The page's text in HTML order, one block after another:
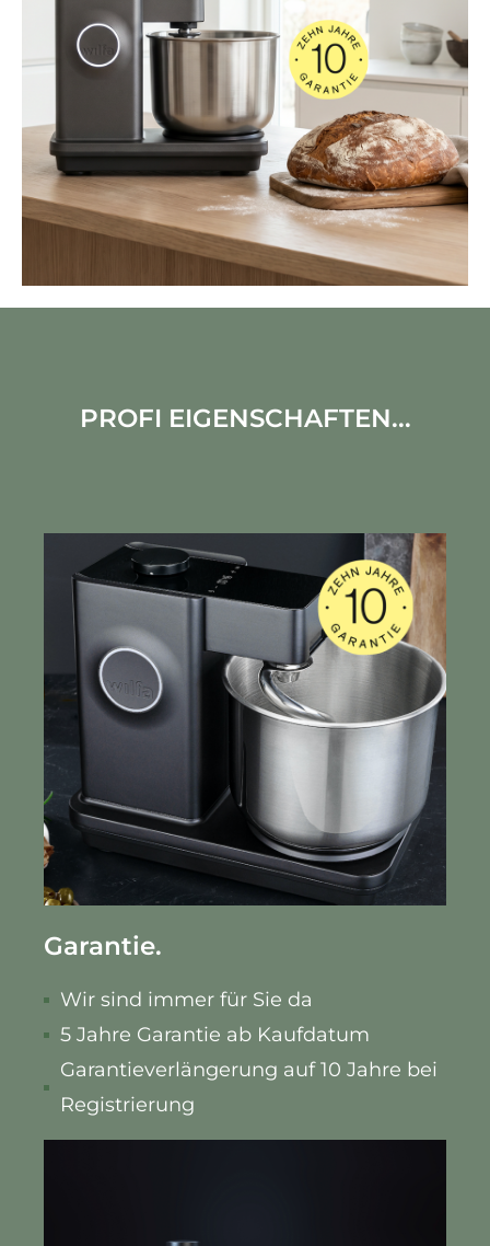
PROFI EIGENSCHAFTEN...
Garantie.
Wir sind immer für Sie da
5 Jahre Garantie ab Kaufdatum
Garantieverlängerung auf 10 Jahre bei
Registrierung